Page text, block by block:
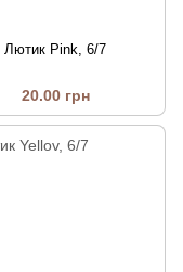
Лютик Pink, 6/7
20.00 грн